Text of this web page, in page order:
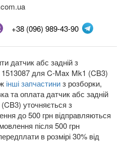
WGR)
+38 (096) 989-43-90
датчик абс задній з
для C-Max Mk1 (CB3)
інші запчастиниз розборки,
та оплата датчик абс задній
уточняється з
до 500 грн відправляються
після 500 грн
в розмірі 30% від